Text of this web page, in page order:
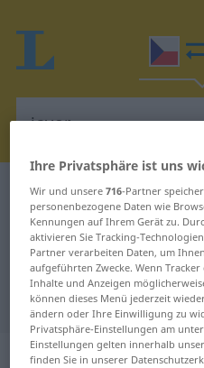
Tschechisch-Deutsch
Tschechisch-
für "javor"
"javor" Deutsch
„javor“:
Ihre Privatsphäre ist uns
Wir und unsere716-Partner
personenbezogene Daten wie
Kennungen auf Ihrem Gerät zu.
aktivieren Sie Tracking-
Partner verarbeiten Daten, um
aufgeführten Zwecke. Wenn
Inhalte und Anzeigen
können dieses Menü jederzeit
ändern oder Ihre Einwilligung zu
Privatsphäre-Einstellungen am
Einstellungen gelten innerhalb
finden Sie in unserer